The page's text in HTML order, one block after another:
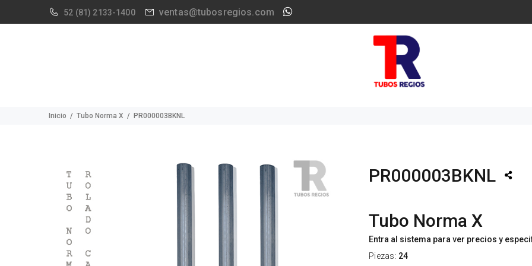
52 (81) 2133-1400 ventas@tubosregios.com
Inicio Tubo Norma X PR000003BKNL
PR000003BKNL
Tubo Norma X
Entra al sistema para ver precios y
Piezas: 24